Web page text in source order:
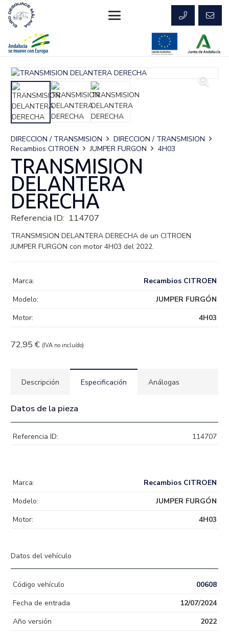
DIRECCION / TRANSMISION
DIRECCION / TRANSMISION
Recambios CITROEN
JUMPER FURGON 4H03
TRANSMISION
DELANTERA
DERECHA
Referencia ID: 114707
TRANSMISION DELANTERA DERECHA de un CITROEN
JUMPER FURGON con motor 4H03 del 2022.
72,95 € (IVA no incluído)
Marca:
Recambios CITROEN
Modelo:
JUMPER FURGÓN
Motor:
4H03
Descripción Especificación Análogas
Datos de la pieza
Referencia ID: 114707
Marca:
Recambios CITROEN
Modelo:
JUMPER FURGÓN
Motor:
4H03
Datos del vehículo
Código vehículo
00608
Fecha de entrada
12/07/2024
Año versión
2022